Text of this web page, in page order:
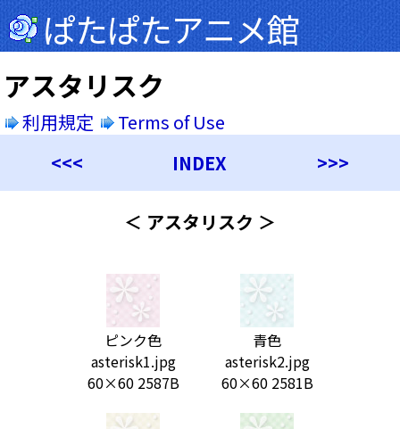
ぱたぱたアニメ館
アスタリスク
利用規定
Terms of Use
<<<
INDEX >>>
＜ アスタリスク ＞
ピンク色
asterisk1.jpg
60×60 2587B
青色
asterisk2.jpg
60×60 2581B